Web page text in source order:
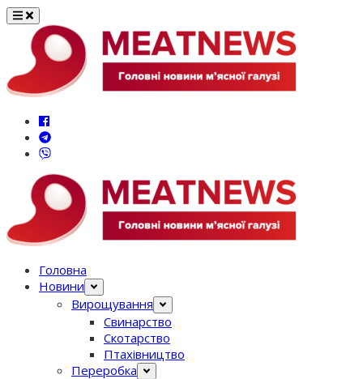
Перейти
вмісту
Головна
Новини
Вирощування
Свинарство
Скотарство
Птахівництво
Переробка